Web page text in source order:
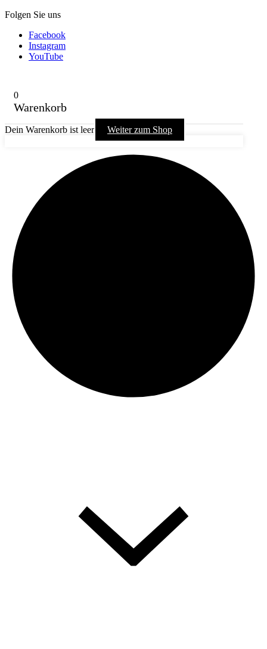
Folgen Sie uns
Facebook
Instagram
YouTube
0
Warenkorb
Dein Warenkorb ist leer Weiter zum Shop